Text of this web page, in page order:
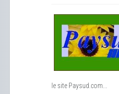
le site Paysud.com...